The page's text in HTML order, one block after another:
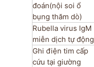
đoán(nội soi ổ
bụng thăm dò)
Rubella virus IgM
miễn dịch tự động
Ghi điện tim cấp
cứu tại giường